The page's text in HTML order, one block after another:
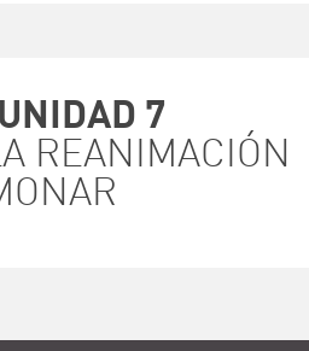
VIDEO
7
REANIMACIÓN